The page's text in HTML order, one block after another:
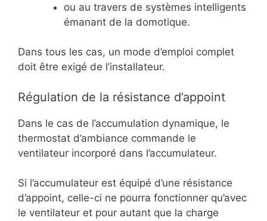
ou au travers de systèmes intelligents
émanant de la domotique.
Dans tous les cas, un mode d’emploi complet
doit être exigé de l’installateur.
Régulation de la résistance d’appoint
Dans le cas de l’accumulation dynamique, le
thermostat d’ambiance commande le
ventilateur incorporé dans l’accumulateur.
Si l’accumulateur est équipé d’une résistance
d’appoint, celle-ci ne pourra fonctionner qu’avec
le ventilateur et pour autant que la charge